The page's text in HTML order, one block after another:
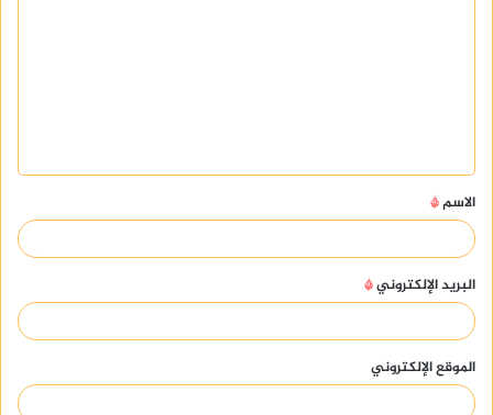
ق
*
الاسم*
البريد الإلكتروني*
الموقع الإلكتروني